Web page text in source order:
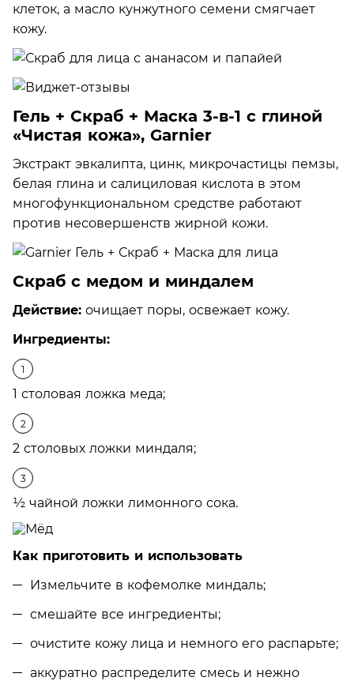
клеток, а масло кунжутного семени смягчает
кожу.
Гель + Скраб + Маска 3-в-1 с глиной
«Чистая кожа», Garnier
Экстракт эвкалипта, цинк, микрочастицы пемзы,
белая глина и салициловая кислота в этом
многофункциональном средстве работают
против несовершенств жирной кожи.
Скраб с медом и миндалем
Действие: очищает поры, освежает кожу.
Ингредиенты:
1 столовая ложка меда;
2 столовых ложки миндаля;
½ чайной ложки лимонного сока.
Как приготовить и использовать
Измельчите в кофемолке миндаль;
смешайте все ингредиенты;
очистите кожу лица и немного его распарьте;
аккуратно распределите смесь и нежно